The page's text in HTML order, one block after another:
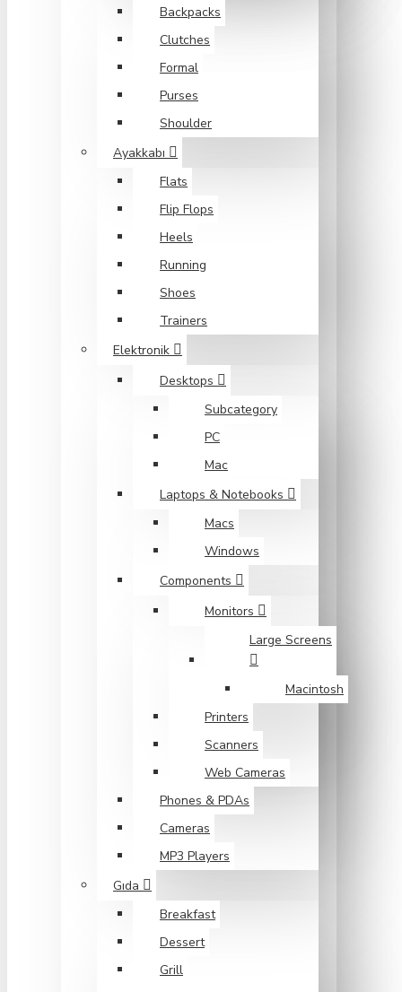
Backpacks
Clutches
Formal
Purses
Shoulder
Ayakkabı
Flats
Flip Flops
Heels
Running
Shoes
Trainers
Elektronik
Desktops
Subcategory
PC
Mac
Laptops & Notebooks
Macs
Windows
Components
Monitors
Large Screens
Macintosh
Printers
Scanners
Web Cameras
Phones & PDAs
Cameras
MP3 Players
Gıda
Breakfast
Dessert
Grill